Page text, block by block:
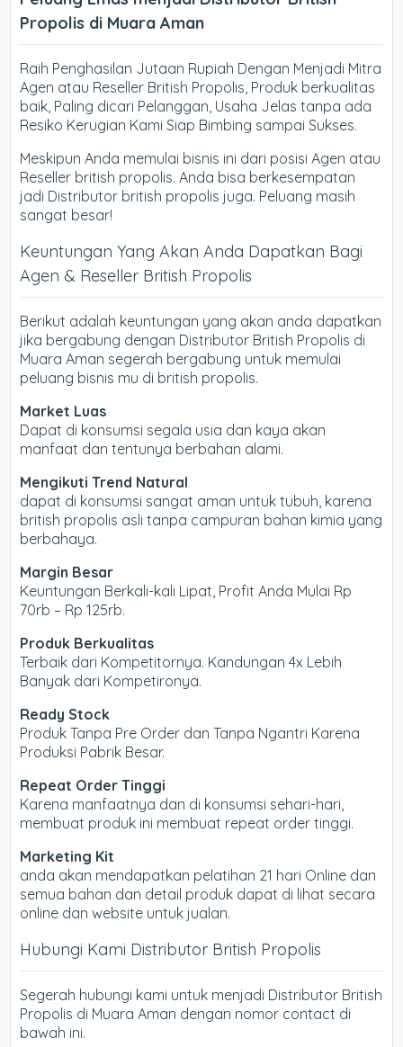
Propolis di Muara Aman
Raih Penghasilan Jutaan Rupiah Dengan Menjadi Mitra
Agen atau Reseller British Propolis, Produk berkualitas
baik, Paling dicari Pelanggan, Usaha Jelas tanpa ada
Resiko Kerugian Kami Siap Bimbing sampai Sukses.
Meskipun Anda memulai bisnis ini dari posisi Agen atau
Reseller british propolis. Anda bisa berkesempatan
jadi Distributor british propolis juga. Peluang masih
sangat besar!
Keuntungan Yang Akan Anda Dapatkan Bagi
Agen & Reseller British Propolis
Berikut adalah keuntungan yang akan anda dapatkan
jika bergabung dengan Distributor British Propolis di
Muara Aman segerah bergabung untuk memulai
peluang bisnis mu di british propolis.
Market Luas
Dapat di konsumsi segala usia dan kaya akan
manfaat dan tentunya berbahan alami.
Mengikuti Trend Natural
dapat di konsumsi sangat aman untuk tubuh, karena
british propolis asli tanpa campuran bahan kimia yang
berbahaya.
Margin Besar
Keuntungan Berkali-kali Lipat, Profit Anda Mulai Rp
70rb – Rp 125rb.
Produk Berkualitas
Terbaik dari Kompetitornya. Kandungan 4x Lebih
Banyak dari Kompetironya.
Ready Stock
Produk Tanpa Pre Order dan Tanpa Ngantri Karena
Produksi Pabrik Besar.
Repeat Order Tinggi
Karena manfaatnya dan di konsumsi sehari-hari,
membuat produk ini membuat repeat order tinggi.
Marketing Kit
anda akan mendapatkan pelatihan 21 hari Online dan
semua bahan dan detail produk dapat di lihat secara
online dan website untuk jualan.
Hubungi Kami Distributor British Propolis
Segerah hubungi kami untuk menjadi Distributor British
Propolis di Muara Aman dengan nomor contact di
bawah ini.